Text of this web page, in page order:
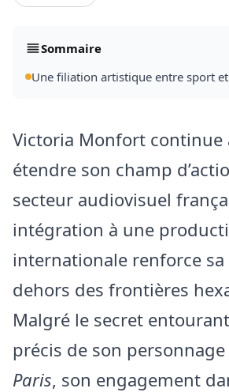
Sommaire
Une filiation artistique entre sport
Victoria Monfort continue
étendre son champ
secteur audiovisuel
intégration à une
internationale renforce
dehors des frontières
Malgré le secret
précis de son
Paris, son engagement